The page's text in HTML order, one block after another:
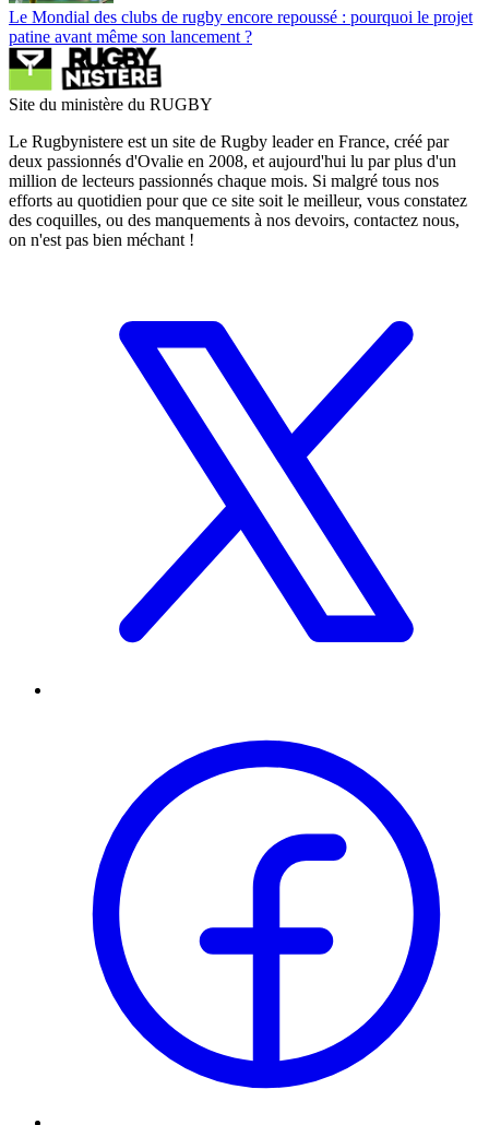
Le Mondial des clubs de rugby encore repoussé : pourquoi le projet
patine avant même son lancement ?
Site du ministère du RUGBY
Le Rugbynistere est un site de Rugby leader en France, créé par
deux passionnés d'Ovalie en 2008, et aujourd'hui lu par plus d'un
million de lecteurs passionnés chaque mois. Si malgré tous nos
efforts au quotidien pour que ce site soit le meilleur, vous constatez
des coquilles, ou des manquements à nos devoirs, contactez nous,
on n'est pas bien méchant !